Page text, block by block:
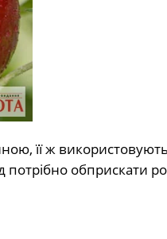
її ж використовують
потрібно обприскати